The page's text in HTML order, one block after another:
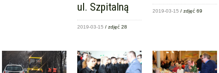
ul. Szpitalną
2019-03-15 / zdjęć 28
2019-03-15 / zdjęć 69